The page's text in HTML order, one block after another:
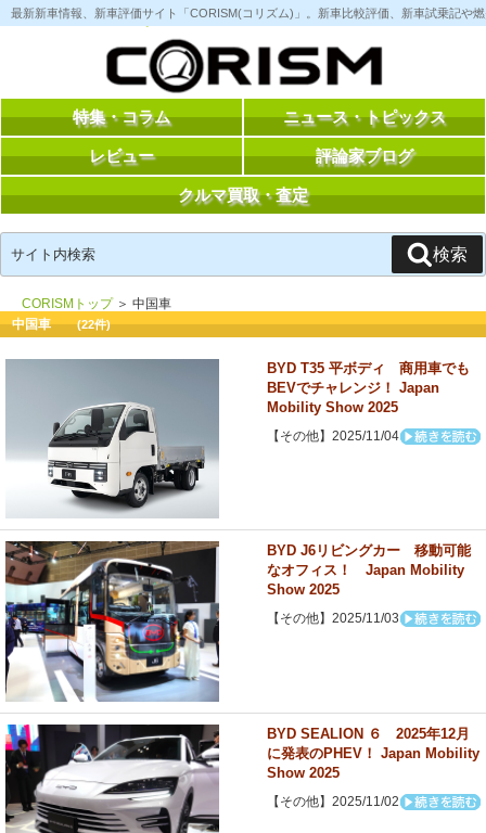
コ
ン
へ
最新新車情報、新車評価サイト「CORISM(コリズム)」。新車比較評価、新車試乗記や
特集・コラム ニュース・トピックス
レビュー 評論家ブログ
クルマ買取・査定
索:
検索
CORISMトップ＞ 中国車
中国車(22件)
BYD T35 平ボディ 商用車でも
BEVでチャレンジ！ Japan
Mobility Show 2025
【その他】2025/11/04
BYD J6リビングカー 移動可能
なオフィス！ Japan Mobility
Show 2025
【その他】2025/11/03
BYD SEALION ６ 2025年12月
に発表のPHEV！ Japan Mobility
Show 2025
【その他】2025/11/02